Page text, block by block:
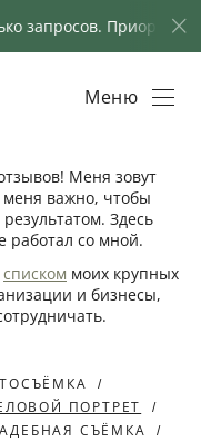
запросов.
Меню
Меня зовут
важно, чтобы
Здесь
работал со мной.
списком моих крупных
и бизнесы,
ПОРТРЕТ
СЪЁМКА